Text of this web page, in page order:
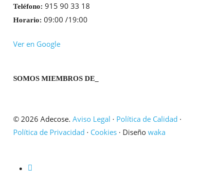
Teléfono: 915 90 33 18
Horario: 09:00 /19:00
Ver en Google
SOMOS MIEMBROS DE_
© 2026 Adecose. Aviso Legal · Política de Calidad ·
Política de Privacidad · Cookies· Diseño waka
twitter